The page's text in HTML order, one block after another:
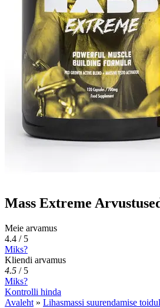
Mass Extreme
Meie arvamus
4.4 / 5
Miks?
Kliendi arvamus
4.5 / 5
Miks?
Kontrolli hinda
Avaleht » Lihasmassi suurendamise